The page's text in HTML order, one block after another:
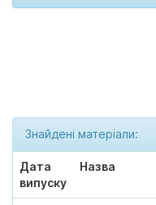
Знайдені матеріали:
Дата
випуску
Назва